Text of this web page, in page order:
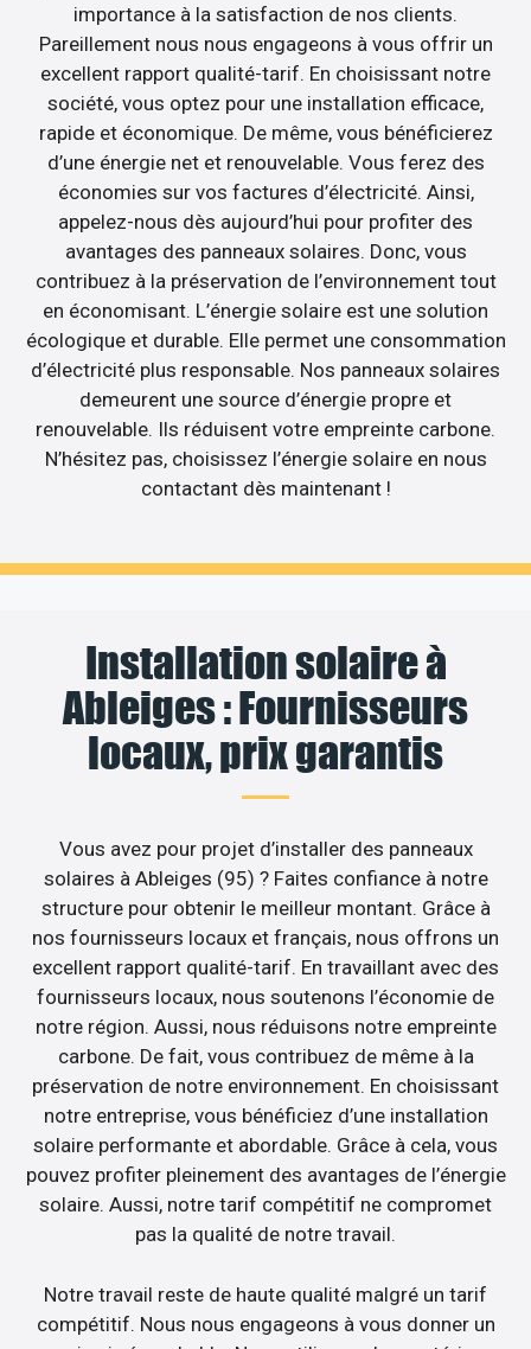
importance à la satisfaction de nos clients.
Pareillement nous nous engageons à vous offrir un
excellent rapport qualité-tarif. En choisissant notre
société, vous optez pour une installation efficace,
rapide et économique. De même, vous bénéficierez
d’une énergie net et renouvelable. Vous ferez des
économies sur vos factures d’électricité. Ainsi,
appelez-nous dès aujourd’hui pour profiter des
avantages des panneaux solaires. Donc, vous
contribuez à la préservation de l’environnement tout
en économisant. L’énergie solaire est une solution
écologique et durable. Elle permet une consommation
d’électricité plus responsable. Nos panneaux solaires
demeurent une source d’énergie propre et
renouvelable. Ils réduisent votre empreinte carbone.
N’hésitez pas, choisissez l’énergie solaire en nous
contactant dès maintenant !
Installation solaire à
Ableiges : Fournisseurs
locaux, prix garantis
Vous avez pour projet d’installer des panneaux
solaires à Ableiges (95) ? Faites confiance à notre
structure pour obtenir le meilleur montant. Grâce à
nos fournisseurs locaux et français, nous offrons un
excellent rapport qualité-tarif. En travaillant avec des
fournisseurs locaux, nous soutenons l’économie de
notre région. Aussi, nous réduisons notre empreinte
carbone. De fait, vous contribuez de même à la
préservation de notre environnement. En choisissant
notre entreprise, vous bénéficiez d’une installation
solaire performante et abordable. Grâce à cela, vous
pouvez profiter pleinement des avantages de l’énergie
solaire. Aussi, notre tarif compétitif ne compromet
pas la qualité de notre travail.
Notre travail reste de haute qualité malgré un tarif
compétitif. Nous nous engageons à vous donner un